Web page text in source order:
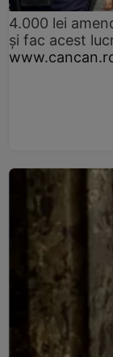
4.000 lei
și fac acest